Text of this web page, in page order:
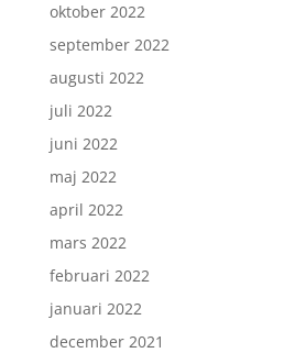
oktober 2022
september 2022
augusti 2022
juli 2022
juni 2022
maj 2022
april 2022
mars 2022
februari 2022
januari 2022
december 2021